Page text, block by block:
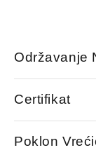
Održavanje
Certifikat
Poklon